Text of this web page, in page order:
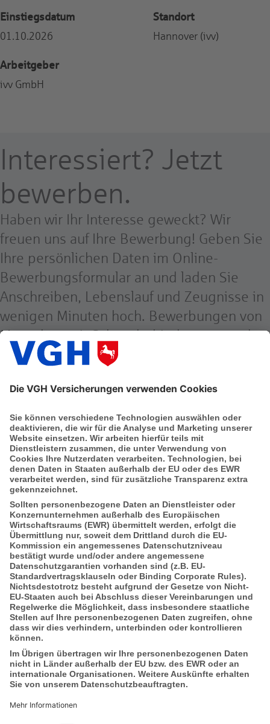
Einstiegsdatum
01.10.2026
Standort
Hannover (ivv)
Arbeitgeber
ivv GmbH
Interessiert? Jetzt
bewerben.
Haben wir Ihr Interesse geweckt? Wir
freuen uns auf Ihre Bewerbung! Geben Sie
Ihre persönlichen Daten im Online-
Bewerbungsformular an und laden Sie
Anschreiben, Lebenslauf und Zeugnisse in
wenigen Minuten hoch. Bewerbungen von
Menschen mit Schwerbehinderung werden
bei gleicher Qualifikation bevorzugt
Weitere Informationen über den
Arbeitgeber ivv finden Sie unter
www.ivv.de
Für Vorabinformationen:
ivv GmbH
Stefan Klasen
Jetzt bewerben